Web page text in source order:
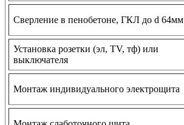
Сверление в пенобетоне, ГКЛ до d 64мм
Установка розетки (эл, TV, тф) или
выключателя
Монтаж индивидуального электрощита